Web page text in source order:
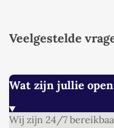
Veelgestelde
Wat zijn jullie
Wij zijn 24/7